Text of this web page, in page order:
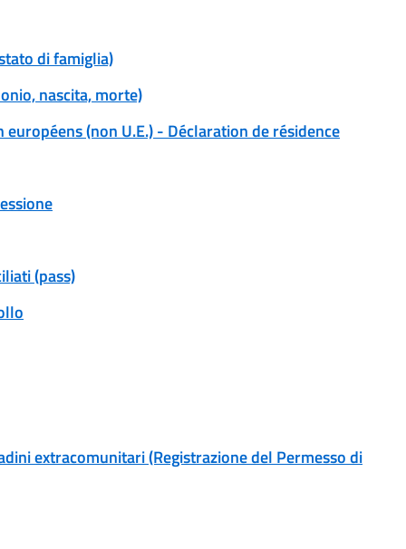
di famiglia)
nascita, morte)
(non U.E.) - Déclaration de résidence
(pass)
extracomunitari (Registrazione del Permesso di